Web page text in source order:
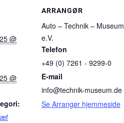
@
@
ARRANGØR
Auto – Technik – Museum
e.V.
Telefon
+49 (0) 7261 - 9299-0
E-mail
info@technik-museum.de
Se Arrangør hjemmeside